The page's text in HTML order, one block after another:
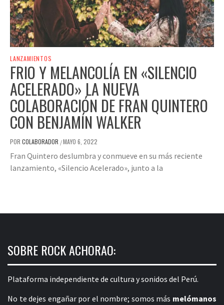
LANZAMIENTOS
FRIO Y MELANCOLÍA EN «SILENCIO
ACELERADO» LA NUEVA
COLABORACIÓN DE FRAN QUINTERO
CON BENJAMÍN WALKER
POR COLABORADOR /MAYO 6, 2022
Fran Quintero deslumbra y conmueve en su más reciente
lanzamiento, «Silencio Acelerado», junto a la
SOBRE ROCK ACHORAO:
Plataforma independiente de cultura y sonidos del Perú.
No te dejes engañar por el nombre; somos más melómanos